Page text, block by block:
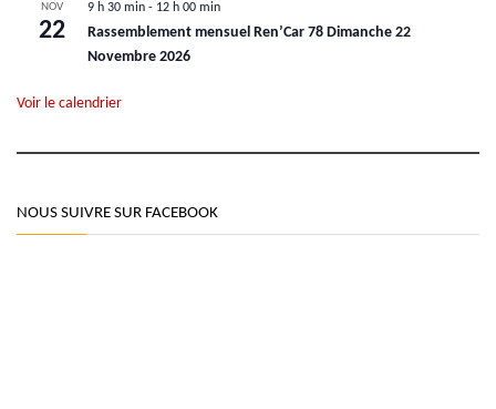
NOV
22
9 h 30 min - 12 h 00 min
Rassemblement mensuel Ren’Car 78 Dimanche 22
Novembre 2026
Voir le calendrier
NOUS SUIVRE SUR FACEBOOK